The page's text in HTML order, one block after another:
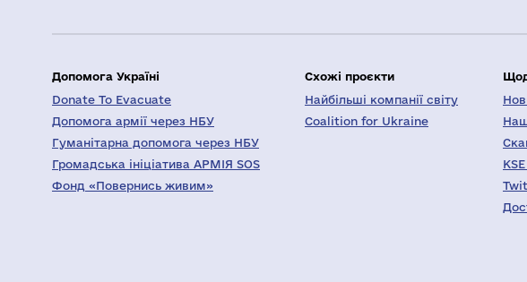
Допомога Україні
Donate To Evacuate
Допомога армії через НБУ
Гуманітарна допомога через НБУ
Громадська ініціатива АРМІЯ SOS
Фонд «Повернись живим»
Схожі проєкти
Найбільші компанії світу
Coalition for Ukraine